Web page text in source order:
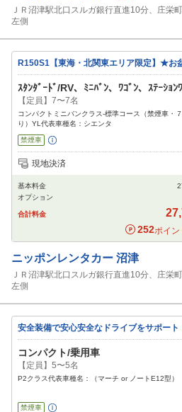
ＪＲ沼津駅北口スルガ銀行直進10分、庄栄
左側
R150S1【東海・北関東エリア限定】★お
ｽﾀﾝﾀﾞｰﾄﾞ/RV、ﾐﾆﾊﾞﾝ、ﾜｺﾞﾝ、ｽﾃｰｼｮﾝ
【定員】7〜7名
コンパクトミニバンクラス-標準コース（禁煙車・
り）YL代表車種名：シエンタ
禁煙車
追加可能オプション
カーナビ
現地決済
基本料金
オプション
合計料金
252ポイン
ニッポンレンタカー 沼津
ＪＲ沼津駅北口スルガ銀行直進10分、庄栄
左側
安全装備で安心安全なドライブをサポート
コンパクト/乗用車
【定員】5〜5名
P2クラス代表車種名：（マーチ or ノートE12型）
禁煙車